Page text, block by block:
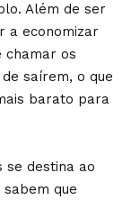
Além de ser
a economizar
chamar os
saírem, o que
barato para
se destina ao
que